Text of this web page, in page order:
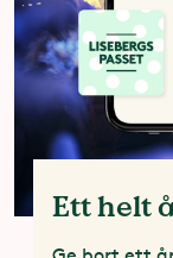
Ett helt